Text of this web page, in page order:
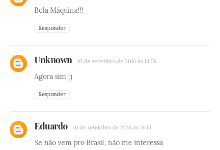
Bela Máquina!!!
Responder
Unknown 10 de setembro de 2016 às 13:58
Agora sim :)
Responder
Eduardo 10 de setembro de 2016 às 14:13
Se não vem pro Brasil, não me interessa